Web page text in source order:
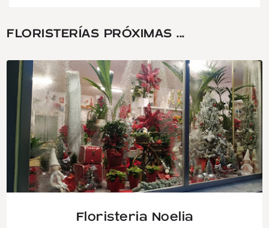
FLORISTERÍAS PRÓXIMAS ...
Floristeria Noelia